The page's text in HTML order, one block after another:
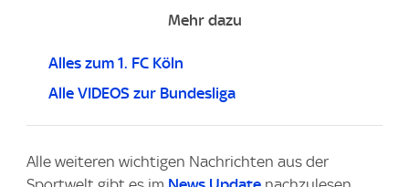
Mehr dazu
Alles zum 1. FC Köln
Alle VIDEOS zur Bundesliga
Alle weiteren wichtigen Nachrichten aus der